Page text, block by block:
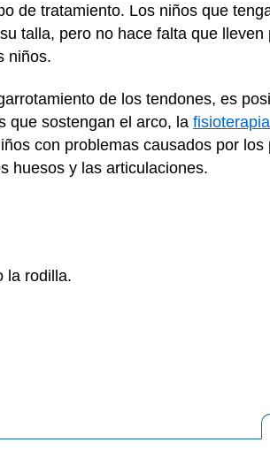
de tratamiento. Los niños que
talla, pero no hace falta que lleven
niños.
de los tendones, es
que sostengan el arco, la fisioterapia
con problemas causados por los
huesos y las articulaciones.
la rodilla.